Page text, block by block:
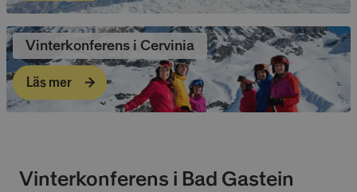
Vinterkonferens i Cervinia
Läs mer
Vinterkonferens i Bad Gastein